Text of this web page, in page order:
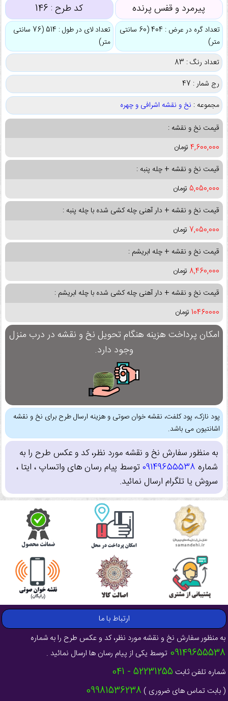
پیرمرد و قفس پرنده کد طرح : 146
تعداد گره در عرض : 404 (60 سانتی
متر)
تعداد لای در طول : 514 (76 سانتی
متر)
تعداد رنگ : 83
رج شمار : 47
مجموعه : نخ و نقشه اشرافی و چهره
قیمت نخ و نقشه :
4,600,000 تومان
قیمت نخ و نقشه + چله پنبه :
5,050,000 تومان
قیمت نخ و نقشه + دار آهنی چله کشی شده با چله پنبه :
7,050,000 تومان
قیمت نخ و نقشه + چله ابریشم :
8,460,000 تومان
قیمت نخ و نقشه + دار آهنی چله کشی شده با چله ابریشم :
10460000 تومان
امکان پرداخت هزینه هنگام تحویل نخ و نقشه در درب منزل
وجود دارد.
پود نازک، پود کلفت، نقشه خوان صوتی و هزینه ارسال طرح برای نخ و نقشه
اشانتیون می باشد.
به منظور سفارش نخ و نقشه مورد نظر، کد و عکس طرح را به
شماره 09149655538توسط پیام رسان های واتساپ ، ایتا ،
سروش یا تلگرام ارسال نمائید.
ارتباط با ما
به منظور سفارش نخ و نقشه مورد نظر، کد و عکس طرح را به شماره
09149655538 توسط یکی از پیام رسان ها ارسال نمائید .
شماره تلفن ثابت 52231255 - 041
( بابت تماس های ضروری ) 09981536238